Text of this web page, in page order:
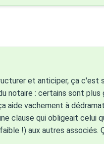
et anticiper, ça c'est
notaire : certains sont plus
aide vachement à
clause qui obligeait celui
!) aux autres associés.